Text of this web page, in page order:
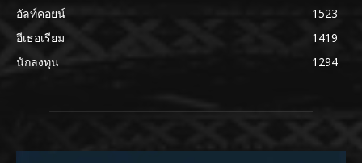
อัลท์คอยน์
1523
อีเธอเรียม
1419
นักลงทุน
1294